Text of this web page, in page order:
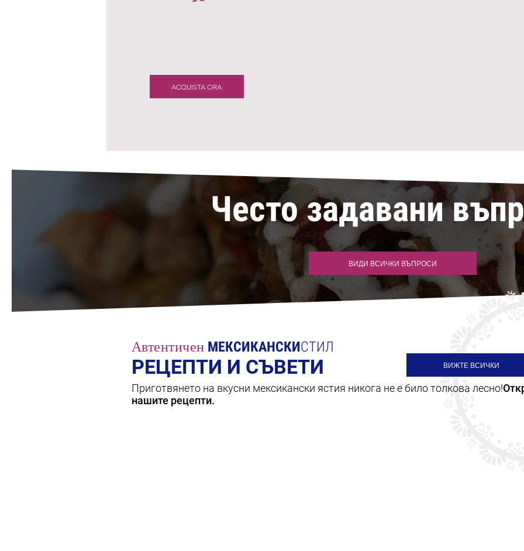
ACQUISTA ORA
Често задавани
ВИДИ ВСИЧКИ ВЪПРОСИ
РЕЦЕПТИ И СЪВЕТИ ВИЖТЕ ВСИЧКИ
Автентичен МЕКСИКАНСКИСТИЛ
Приготвянето на вкусни мексикански ястия никога не е било толкова лесно!
нашите рецепти.